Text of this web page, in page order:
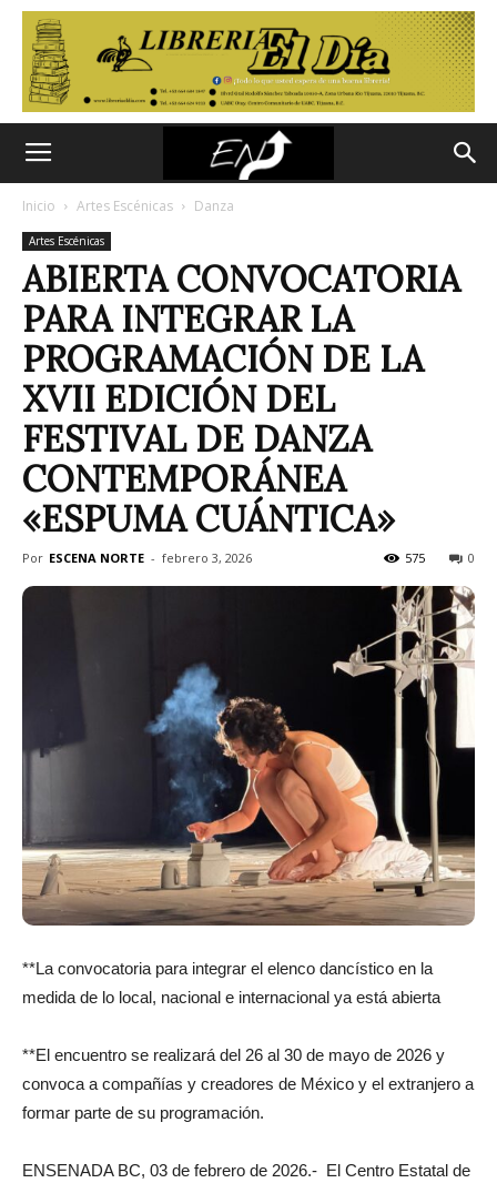
Inicio Artes Escénicas Danza
Artes Escénicas
ABIERTA CONVOCATORIA
PARA INTEGRAR LA
PROGRAMACIÓN DE LA
XVII EDICIÓN DEL
FESTIVAL DE DANZA
CONTEMPORÁNEA
«ESPUMA CUÁNTICA»
Por ESCENA NORTE - febrero 3, 2026 0
575
**La convocatoria para integrar el elenco dancístico en la
medida de lo local, nacional e internacional ya está abierta
**El encuentro se realizará del 26 al 30 de mayo de 2026 y
convoca a compañías y creadores de México y el extranjero a
formar parte de su programación.
ENSENADA BC, 03 de febrero de 2026.- El Centro Estatal de